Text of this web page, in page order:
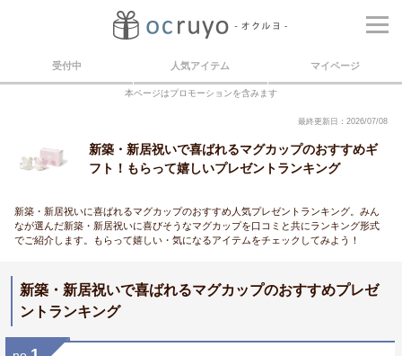
受付中 人気アイテム マイページ
本ページはプロモーションを含みます
最終更新日：2026/07/08
新築・新居祝いで喜ばれるマグカップのおすすめギ
フト！もらって嬉しいプレゼントランキング
新築・新居祝いに喜ばれるマグカップのおすすめ人気プレゼントランキング。みん
なが選んだ新築・新居祝いに喜びそうなマグカップを口コミと共にランキング形式
でご紹介します。もらって嬉しい・気になるアイテムをチェックしてみよう！
新築・新居祝いで喜ばれるマグカップのおすすめプレゼ
ントランキング